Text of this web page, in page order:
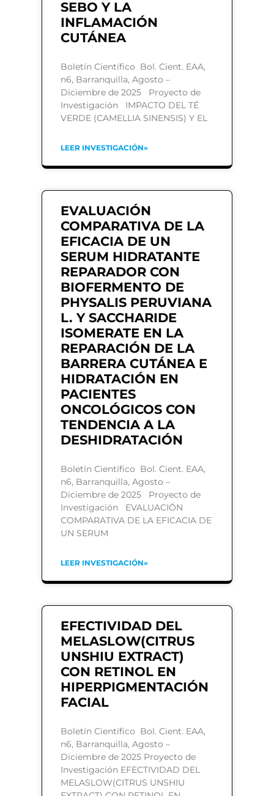
SEBO Y LA
INFLAMACIÓN
CUTÁNEA
Boletín Científico Bol. Cient. EAA,
n6, Barranquilla, Agosto –
Diciembre de 2025 Proyecto de
Investigación IMPACTO DEL TÉ
VERDE (CAMELLIA SINENSIS) Y EL
LEER INVESTIGACIÓN»
EVALUACIÓN
COMPARATIVA DE LA
EFICACIA DE UN
SERUM HIDRATANTE
REPARADOR CON
BIOFERMENTO DE
PHYSALIS PERUVIANA
L. Y SACCHARIDE
ISOMERATE EN LA
REPARACIÓN DE LA
BARRERA CUTÁNEA E
HIDRATACIÓN EN
PACIENTES
ONCOLÓGICOS CON
TENDENCIA A LA
DESHIDRATACIÓN
Boletín Científico Bol. Cient. EAA,
n6, Barranquilla, Agosto –
Diciembre de 2025 Proyecto de
Investigación EVALUACIÓN
COMPARATIVA DE LA EFICACIA DE
UN SERUM
LEER INVESTIGACIÓN»
EFECTIVIDAD DEL
MELASLOW(CITRUS
UNSHIU EXTRACT)
CON RETINOL EN
HIPERPIGMENTACIÓN
FACIAL
Boletín Científico Bol. Cient. EAA,
n6, Barranquilla, Agosto –
Diciembre de 2025 Proyecto de
Investigación EFECTIVIDAD DEL
MELASLOW(CITRUS UNSHIU